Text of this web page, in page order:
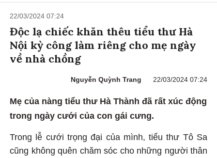
22/03/2024 07:24
Độc lạ chiếc khăn thêu tiểu thư Hà
Nội kỳ công làm riêng cho mẹ ngày
về nhà chồng
Nguyễn Quỳnh Trang 22/03/2024 07:24
Mẹ của nàng tiểu thư Hà Thành đã rất xúc động
trong ngày cưới của con gái cưng.
Trong lễ cưới trọng đại của mình, tiểu thư Tô Sa
cũng không quên chăm sóc cho những người thân